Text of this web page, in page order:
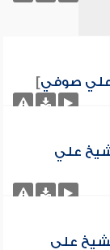
علي صوفي]
علي
علي